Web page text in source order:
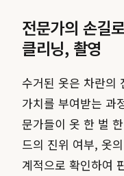
전문가의 손길
클리닝, 촬영
수거된 옷은 차란의
가치를 부여받는 과
문가들이 옷 한 벌
드의 진위 여부, 옷
계적으로 확인하여